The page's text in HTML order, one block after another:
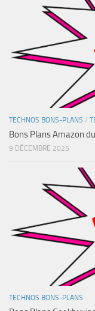
TECHNOS BONS-PLANS /
Bons Plans Amazon
9 DÉCEMBRE 2025
TECHNOS BONS-PLANS